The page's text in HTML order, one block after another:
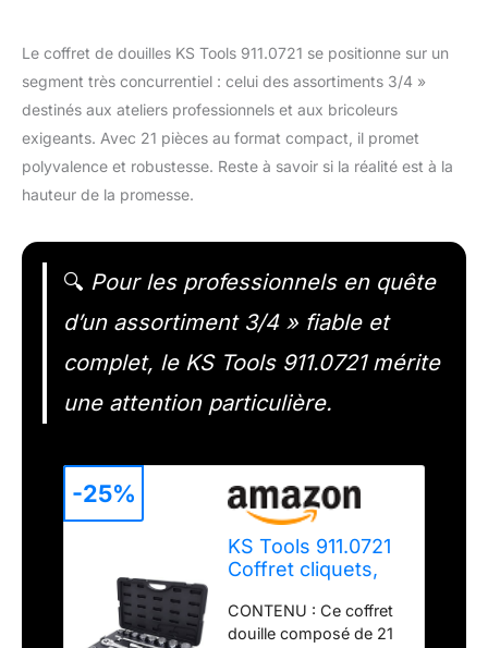
Le coffret de douilles KS Tools 911.0721 se positionne sur un
segment très concurrentiel : celui des assortiments 3/4 »
destinés aux ateliers professionnels et aux bricoleurs
exigeants. Avec 21 pièces au format compact, il promet
polyvalence et robustesse. Reste à savoir si la réalité est à la
hauteur de la promesse.
🔍 Pour les professionnels en quête
d’un assortiment 3/4 » fiable et
complet, le KS Tools 911.0721 mérite
une attention particulière.
KS Tools 911.0721
Coffret cliquets,
Malette outils 21
pcs
CONTENU : Ce coffret
douille composé de 21
-25%